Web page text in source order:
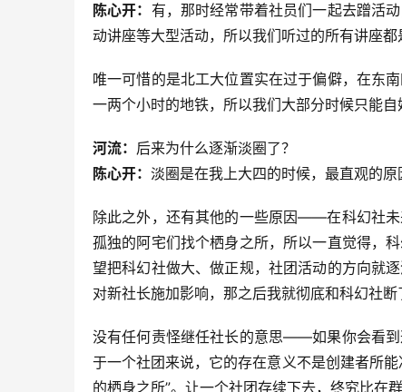
陈心开： 有，那时经常带着社员们一起去蹭活
动讲座等大型活动，所以我们听过的所有讲座都
唯一可惜的是北工大位置实在过于偏僻，在东
一两个小时的地铁，所以我们大部分时候只能
河流： 后来为什么逐渐淡圈了？
陈心开： 淡圈是在我上大四的时候，最直观的
除此之外，还有其他的一些原因——在科幻社
孤独的阿宅们找个栖身之所，所以一直觉得，
望把科幻社做大、做正规，社团活动的方向就
对新社长施加影响，那之后我就彻底和科幻社断
没有任何责怪继任社长的意思——如果你会看
于一个社团来说，它的存在意义不是创建者所
的栖身之所”。让一个社团存续下去，终究比在